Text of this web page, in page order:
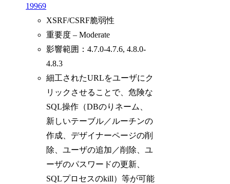
19969
XSRF/CSRF脆弱性
重要度 – Moderate
影響範囲：4.7.0-4.7.6, 4.8.0-
4.8.3
細工されたURLをユーザにク
リックさせることで、危険な
SQL操作（DBのりネーム、
新しいテーブル／ルーチンの
作成、デザイナーページの削
除、ユーザの追加／削除、ユ
ーザのパスワードの更新、
SQLプロセスのkill）等が可能